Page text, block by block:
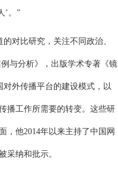
’。 ”
对比研究，关注不同政治、
与分析》，出版学术专著《镜
外传播平台的建设模式，以
播工作所需要的转变。这些研
，他2014年以来主持了中国网
采纳和批示。